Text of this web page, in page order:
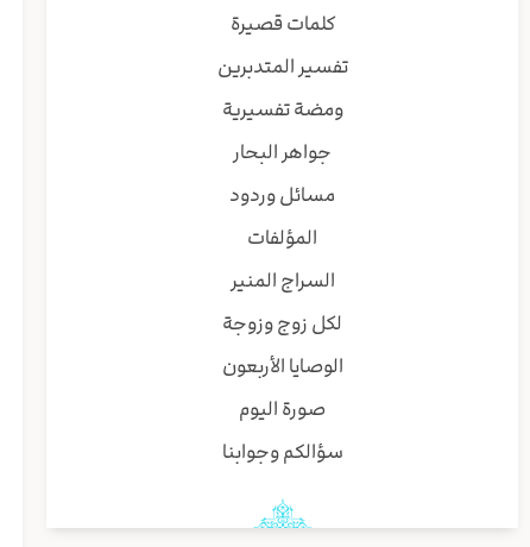
كلمات قصيرة
تفسير المتدبرين
ومضة تفسيرية
جواهر البحار
مسائل وردود
المؤلفات
السراج المنير
لكل زوج وزوجة
الوصايا الأربعون
صورة اليوم
سؤالكم وجوابنا